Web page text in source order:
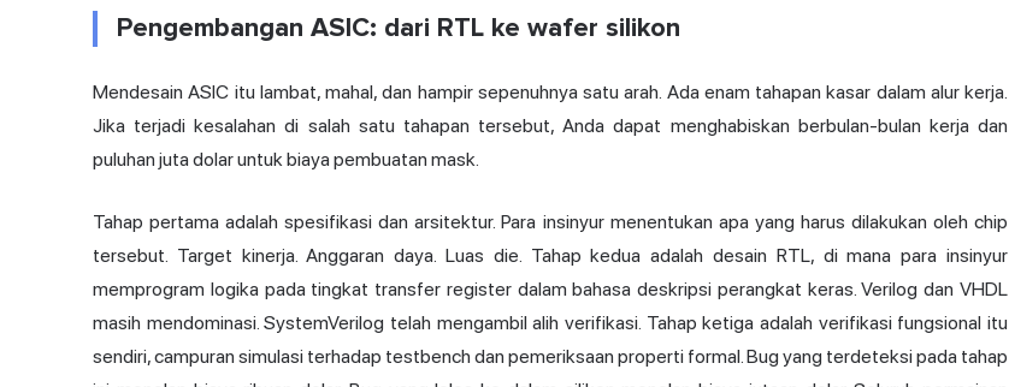
Pengembangan ASIC: dari RTL ke wafer silikon
Mendesain ASIC itu lambat, mahal, dan hampir sepenuhnya satu arah. Ada enam tahapan kasar dalam alur kerja.
Jika terjadi kesalahan di salah satu tahapan tersebut, Anda dapat menghabiskan berbulan-bulan kerja dan
puluhan juta dolar untuk biaya pembuatan mask.
Tahap pertama adalah spesifikasi dan arsitektur. Para insinyur menentukan apa yang harus dilakukan oleh chip
tersebut. Target kinerja. Anggaran daya. Luas die. Tahap kedua adalah desain RTL, di mana para insinyur
memprogram logika pada tingkat transfer register dalam bahasa deskripsi perangkat keras. Verilog dan VHDL
masih mendominasi. SystemVerilog telah mengambil alih verifikasi. Tahap ketiga adalah verifikasi fungsional itu
sendiri, campuran simulasi terhadap testbench dan pemeriksaan properti formal. Bug yang terdeteksi pada tahap